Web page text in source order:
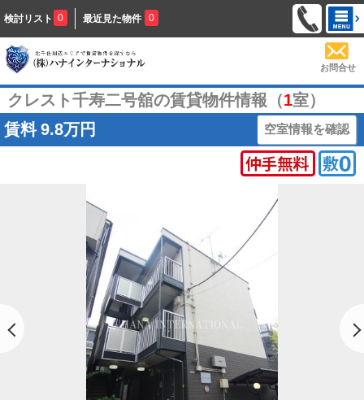
検討リスト 0 最近見た物件 0
お問合せ
クレスト千寿二号舘の賃貸物件情報（1室）
賃料 9.8万円 空室情報を確認